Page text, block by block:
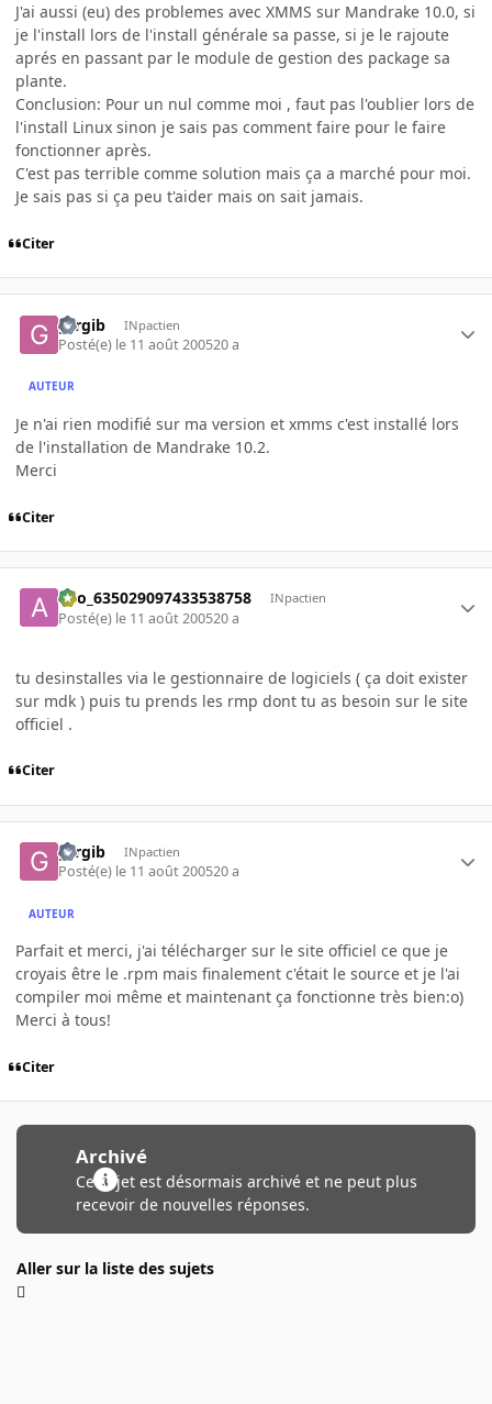
J'ai aussi (eu) des problemes avec XMMS sur Mandrake 10.0, si
je l'install lors de l'install générale sa passe, si je le rajoute
aprés en passant par le module de gestion des package sa
plante.
Conclusion: Pour un nul comme moi , faut pas l'oublier lors de
l'install Linux sinon je sais pas comment faire pour le faire
fonctionner après.
C'est pas terrible comme solution mais ça a marché pour moi.
Je sais pas si ça peu t'aider mais on sait jamais.
Citer
gtrgib INpactien
Posté(e) le 11 août 200520 a
AUTEUR
Je n'ai rien modifié sur ma version et xmms c'est installé lors
de l'installation de Mandrake 10.2.
Merci
Citer
ano_635029097433538758 INpactien
Posté(e) le 11 août 200520 a
tu desinstalles via le gestionnaire de logiciels ( ça doit exister
sur mdk ) puis tu prends les rmp dont tu as besoin sur le site
officiel .
Citer
gtrgib INpactien
Posté(e) le 11 août 200520 a
AUTEUR
Parfait et merci, j'ai télécharger sur le site officiel ce que je
croyais être le .rpm mais finalement c'était le source et je l'ai
compiler moi même et maintenant ça fonctionne très bien:o)
Merci à tous!
Citer
Archivé
Ce sujet est désormais archivé et ne peut plus
recevoir de nouvelles réponses.
Aller sur la liste des sujets